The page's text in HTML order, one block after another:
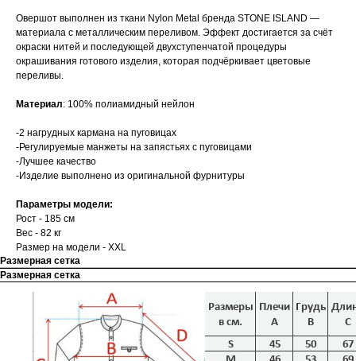
Овершот выполнен из ткани Nylon Metal бренда STONE ISLAND —
материала с металлическим переливом. Эффект достигается за счёт
окраски нитей и последующей двухступенчатой процедуры
окрашивания готового изделия, которая подчёркивает цветовые
переливы.
Материал: 100% полиамидный нейлон
-2 нагрудных кармана на пуговицах
-Регулируемые манжеты на запястьях с пуговицами
-Лучшее качество
-Изделие выполнено из оригинальной фурнитуры
Параметры модели:
Рост - 185 см
Вес - 82 кг
Размер на модели - XXL
Размерная сетка
Размерная сетка